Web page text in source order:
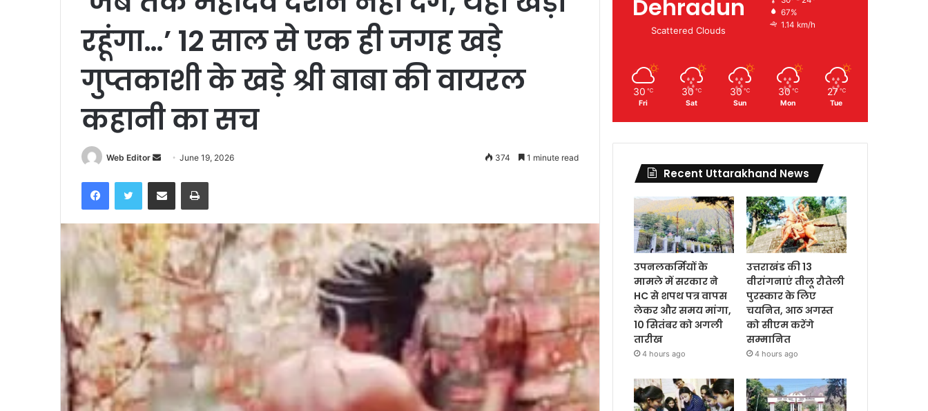
रहूंगा…’ 12 साल से एक ही जगह खड़े
गुप्तकाशी के खड़े श्री बाबा की वायरल
कहानी का सच
Web Editor
Send
email
June 19, 2026 374 1 minute read
FacebookTwitter Share via Email Print
Dehradun
Scattered Clouds
67%
1.14 km/h
30 ℃
Fri
30 ℃
Sat
30 ℃
Sun
30 ℃
Mon
27 ℃
Tue
Recent Uttarakhand News
उपनलकर्मियों के
मामले में सरकार ने
HC से शपथ पत्र वापस
लेकर और समय मांगा,
10 सितंबर को अगली
तारीख
4 hours ago
उत्तराखंड की 13
वीरांगनाएं तीलू रौतेली
पुरस्कार के लिए
चयनित, आठ अगस्त
को सीएम करेंगे
सम्मानित
4 hours ago